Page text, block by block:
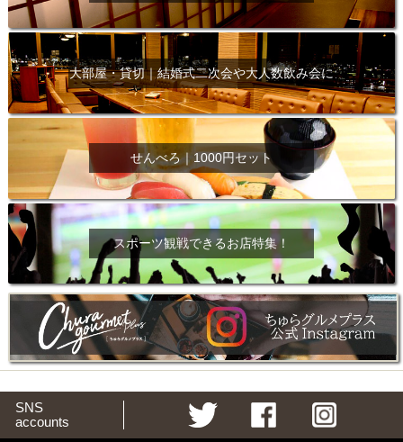
大部屋・貸切｜結婚式二次会や大人数飲み会に
せんべろ｜1000円セット
スポーツ観戦できるお店特集！
SNS
accounts